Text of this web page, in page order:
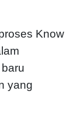
Know
yang